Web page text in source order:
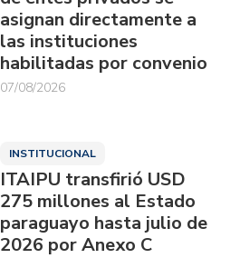
asignan directamente a
las instituciones
habilitadas por convenio
07/08/2026
INSTITUCIONAL
ITAIPU transfirió USD
275 millones al Estado
paraguayo hasta julio de
2026 por Anexo C